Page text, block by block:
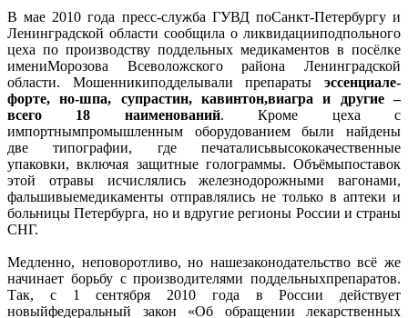
В мае 2010 года пресс-служба ГУВД поСанкт-Петербургу и
Ленинградской области сообщила о ликвидацииподпольного
цеха по производству поддельных медикаментов в посёлке
имениМорозова Всеволожского района Ленинградской
области. Мошенникиподделывали препараты эссенциале-
форте, но-шпа, супрастин, кавинтон,виагра и другие –
всего 18 наименований. Кроме цеха с
импортнымпромышленным оборудованием были найдены
две типографии, где печаталисьвысококачественные
упаковки, включая защитные голограммы. Объёмыпоставок
этой отравы исчислялись железнодорожными вагонами,
фальшивыемедикаменты отправлялись не только в аптеки и
больницы Петербурга, но и вдругие регионы России и страны
СНГ.
Медленно, неповоротливо, но нашезаконодательство всё же
начинает борьбу с производителями поддельныхпрепаратов.
Так, с 1 сентября 2010 года в России действует
новыйфедеральный закон «Об обращении лекарственных